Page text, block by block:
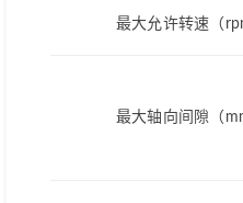
最大允许转速（
最大轴向间隙（